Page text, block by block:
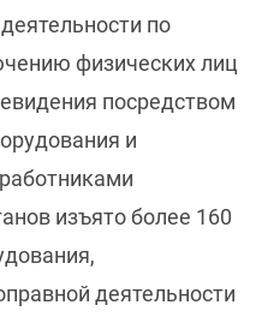
по
физических лиц
посредством
и
изъято более 160
деятельности